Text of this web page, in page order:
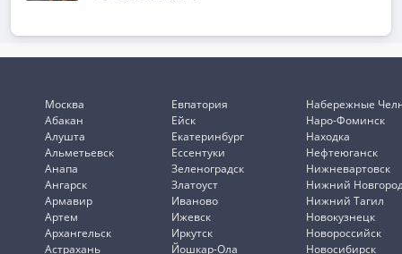
Москва
Абакан
Алушта
Альметьевск
Анапа
Ангарск
Армавир
Артем
Архангельск
Астрахань
Евпатория
Ейск
Екатеринбург
Ессентуки
Зеленоградск
Златоуст
Иваново
Ижевск
Иркутск
Йошкар-Ола
Набережные
Наро-Фоминск
Находка
Нефтеюганск
Нижневартовск
Нижний
Нижний Тагил
Новокузнецк
Новороссийск
Новосибирск